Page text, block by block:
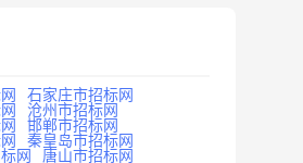
石家庄市招标网
沧州市招标网
邯郸市招标网
秦皇岛市招标网
网
唐山市招标网